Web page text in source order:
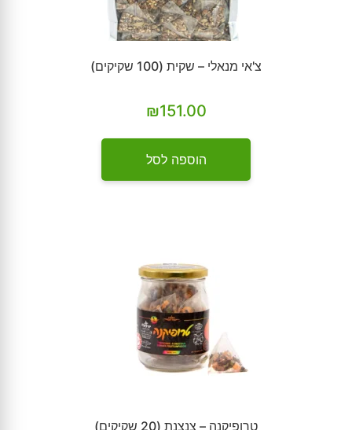
צ'אי מנאלי – שקית (100 שקיקים)
₪151.00
הוספה לסל
טרופיקנה – צנצנת (20 שקיקים)